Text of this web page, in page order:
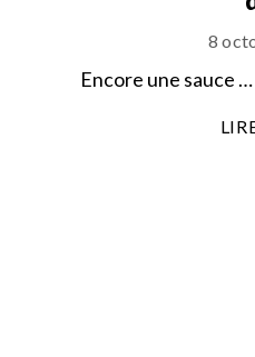
8
Encore une sauce